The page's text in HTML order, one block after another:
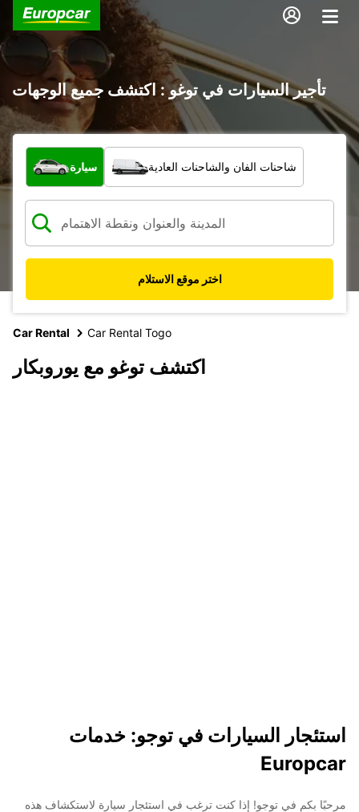
تأجير السيارات في توغو : اكتشف جميع الوجهات
ما نوع المركبة؟
سيارة شاحنات الفان والشاحنات العادية
اختر موقع الاستلام
Car Rental Car Rental Togo
اكتشف توغو مع يوروبكار
استئجار السيارات في توجو: خدمات
Europcar
مرحبًا بكم في توجو! إذا كنت ترغب في استئجار سيارة لاستكشاف هذه